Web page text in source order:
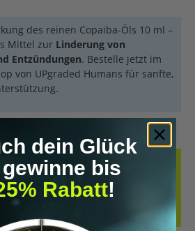
des reinen Copaiba-Öls 10 ml –
Mittel zur Linderung von
Entzündungen. Bestelle jetzt im
von UPgraded Humans für sanfte,
POWER OF THE AMAZON FOR YOUR
IN THE HEALING WORLD OF THE
dein Glück
bis
Rabatt!